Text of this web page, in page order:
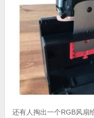
还有人掏出一个RGB风扇